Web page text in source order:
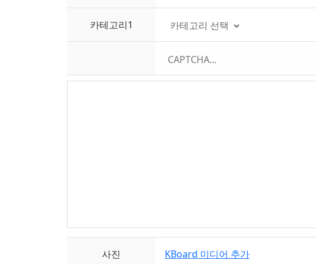
카테고리1
사진 KBoard 미디어 추가